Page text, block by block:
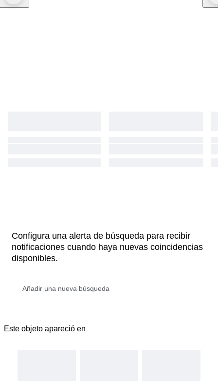
Configura una alerta de búsqueda para recibir
notificaciones cuando haya nuevas coincidencias
disponibles.
Este objeto apareció en